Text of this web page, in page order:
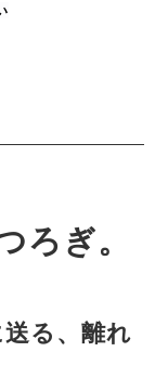
ろぎ。
る、離れ